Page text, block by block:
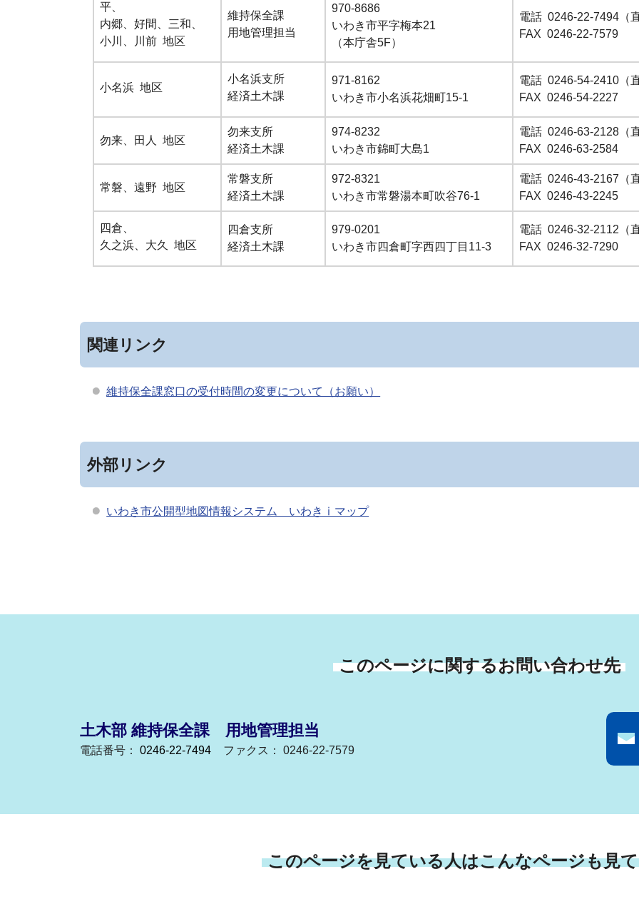
平、
内郷、好間、三和、
小川、川前 地区
維持保全課
用地管理担当
970-8686
いわき市平字梅本21
（本庁舎5F）
電話 0246-22-7494（
FAX 0246-22-7579
小名浜 地区
小名浜支所
経済土木課
971-8162
いわき市小名浜花畑町15-1
電話 0246-54-2410（
FAX 0246-54-2227
勿来、田人 地区
勿来支所
経済土木課
974-8232
いわき市錦町大島1
電話 0246-63-2128（
FAX 0246-63-2584
常磐、遠野 地区
常磐支所
経済土木課
972-8321
いわき市常磐湯本町吹谷76-1
電話 0246-43-2167（
FAX 0246-43-2245
四倉、
久之浜、大久 地区
四倉支所
経済土木課
979-0201
いわき市四倉町字西四丁目11-3
電話 0246-32-2112（
FAX 0246-32-7290
関連リンク
維持保全課窓口の受付時間の変更について（お願い）
外部リンク
いわき市公開型地図情報システム いわきⅰマップ
このページに関するお問い合わせ先
土木部 維持保全課 用地管理担当
電話番号： 0246-22-7494 ファクス： 0246-22-7579
このページを見ている人はこんなページも見